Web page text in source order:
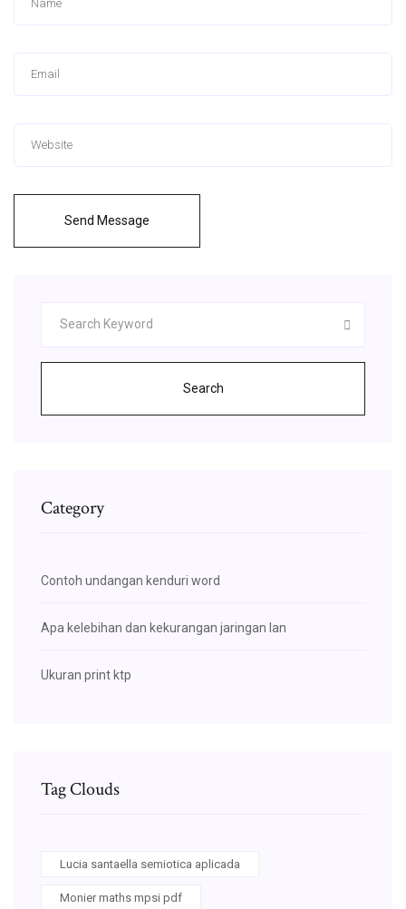
Send Message
Search
Category
Contoh undangan kenduri word
Apa kelebihan dan kekurangan jaringan lan
Ukuran print ktp
Tag Clouds
Lucia santaella semiotica aplicada
Monier maths mpsi pdf